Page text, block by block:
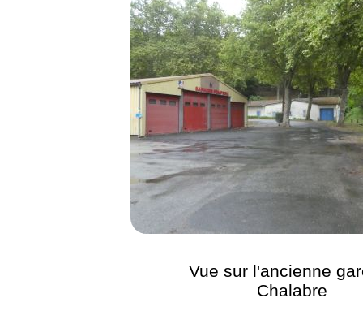
Vue sur l'ancienne
Chalabre